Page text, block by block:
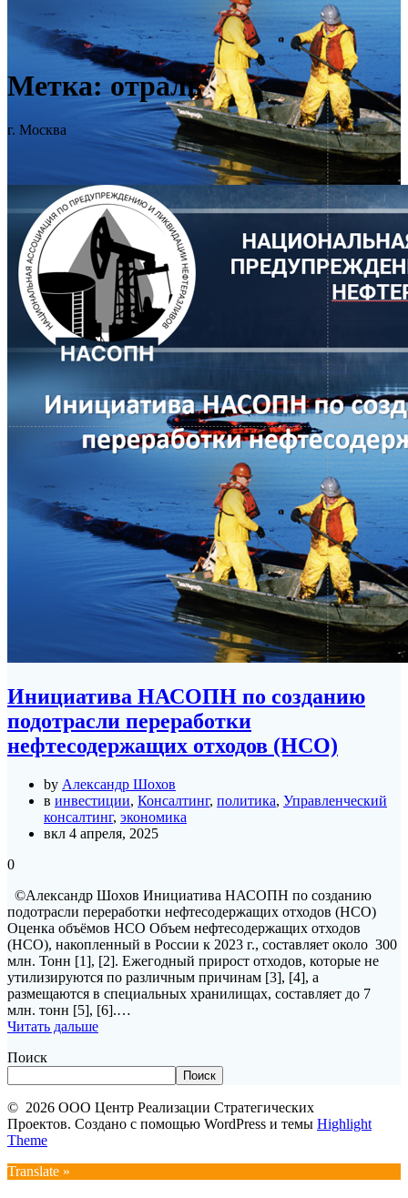
Метка:отраль
г. Москва
Инициатива НАСОПН по созданию
подотрасли переработки
нефтесодержащих отходов (НСО)
by Александр Шохов
в инвестиции, Консалтинг, политика, Управленческий
консалтинг, экономика
вкл 4 апреля, 2025
0
©Александр Шохов Инициатива НАСОПН по созданию
подотрасли переработки нефтесодержащих отходов (НСО)
Оценка объёмов НСО Объем нефтесодержащих отходов
(HCO), накопленный в России к 2023 г., составляет около 300
млн. Тонн [1], [2]. Eжегодный прирост отходов, которые не
утилизируются по различным причинам [3], [4], а
размещаются в специальных хранилищах, составляет до 7
млн. тонн [5], [6].…
Читать дальше
Поиск
Поиск
© 2026 ООО Центр Реализации Стратегических
Проектов. Создано с помощью WordPress и темы Highlight
Theme
Translate »